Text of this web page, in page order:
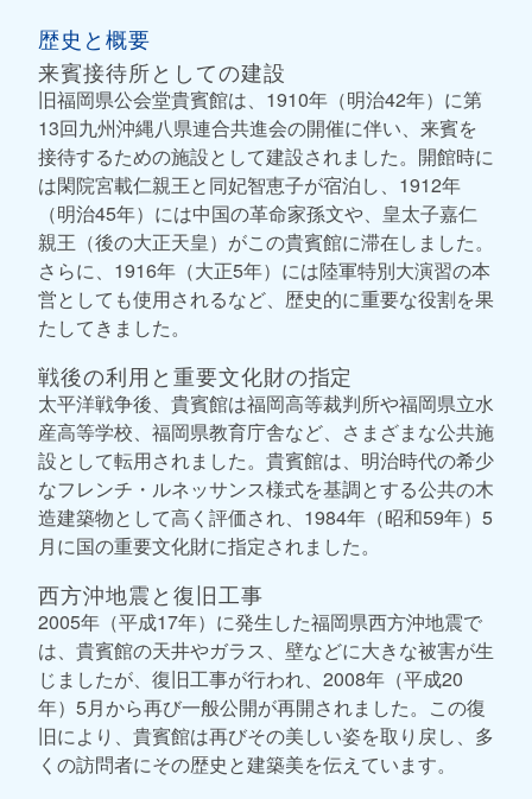
歴史と概要
来賓接待所としての建設
旧福岡県公会堂貴賓館は、1910年（明治42年）に第
13回九州沖縄八県連合共進会の開催に伴い、来賓を
接待するための施設として建設されました。開館時に
は閑院宮載仁親王と同妃智恵子が宿泊し、1912年
（明治45年）には中国の革命家孫文や、皇太子嘉仁
親王（後の大正天皇）がこの貴賓館に滞在しました。
さらに、1916年（大正5年）には陸軍特別大演習の本
営としても使用されるなど、歴史的に重要な役割を果
たしてきました。
戦後の利用と重要文化財の指定
太平洋戦争後、貴賓館は福岡高等裁判所や福岡県立水
産高等学校、福岡県教育庁舎など、さまざまな公共施
設として転用されました。貴賓館は、明治時代の希少
なフレンチ・ルネッサンス様式を基調とする公共の木
造建築物として高く評価され、1984年（昭和59年）5
月に国の重要文化財に指定されました。
西方沖地震と復旧工事
2005年（平成17年）に発生した福岡県西方沖地震で
は、貴賓館の天井やガラス、壁などに大きな被害が生
じましたが、復旧工事が行われ、2008年（平成20
年）5月から再び一般公開が再開されました。この復
旧により、貴賓館は再びその美しい姿を取り戻し、多
くの訪問者にその歴史と建築美を伝えています。